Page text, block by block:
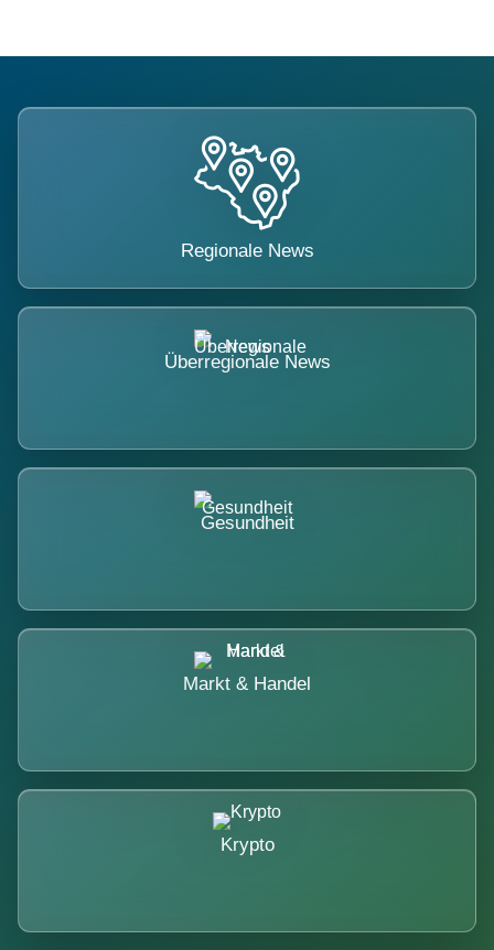
Regionale News
Überregionale News
Gesundheit
Markt & Handel
Krypto